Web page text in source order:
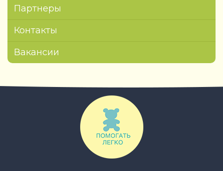
Партнеры
Контакты
Вакансии